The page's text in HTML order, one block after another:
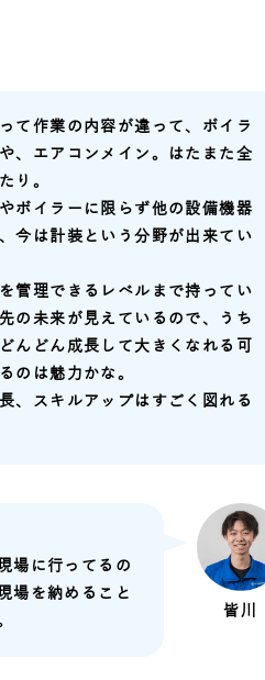
て作業の内容が違って、ボイラ
、エアコンメイン。はたまた全
り。
ボイラーに限らず他の設備機器
今は計装という分野が出来てい
管理できるレベルまで持ってい
の未来が見えているので、うち
んどん成長して大きくなれる可
のは魅力かな。
、スキルアップはすごく図れる
皆川
場に行ってるの
場を納めること